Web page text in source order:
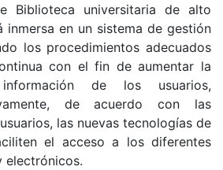
Biblioteca universitaria de alto
inmersa en un sistema de gestión
los procedimientos adecuados
con el fin de aumentar la
de los usuarios,
de acuerdo con las
las nuevas tecnologías de
el acceso a los diferentes
electrónicos.